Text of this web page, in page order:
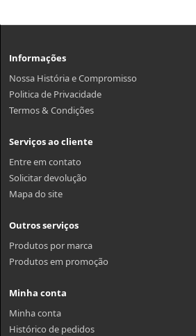
Informações
Nossa História e Compromisso
Politica de Privacidade
Termos & Condições
Serviços ao cliente
Entre em contato
Solicitar devolução
Mapa do site
Outros serviços
Produtos por marca
Produtos em promoção
Minha conta
Minha conta
Histórico de pedidos